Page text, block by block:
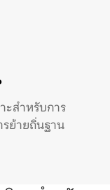
ะสำหรับการ
ย้ายถิ่นฐาน